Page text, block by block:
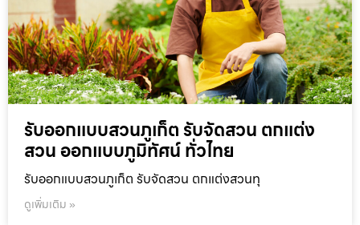
รับออกแบบสวนภูเก็ต รับจัดสวน ตกแต่ง
สวน ออกแบบภูมิทัศน์ ทั่วไทย
รับออกแบบสวนภูเก็ต รับจัดสวน ตกแต่งสวนทุ
ดูเพิ่มเติม »